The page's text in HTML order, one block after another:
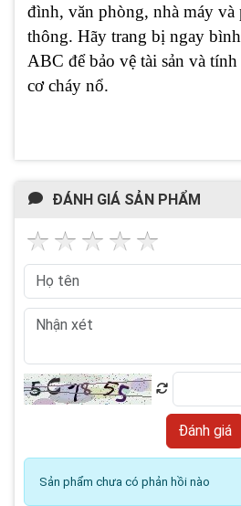
đình, văn phòng, nhà máy và
thông. Hãy trang bị ngay
ABC để bảo vệ tài sản và
cơ cháy nổ.
ĐÁNH GIÁ SẢN PHẨM
Sản phẩm chưa có phản hồi nào